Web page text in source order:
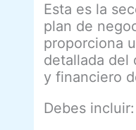
Esta es la
plan de
proporciona
detallada del
y financiero
Debes incluir: